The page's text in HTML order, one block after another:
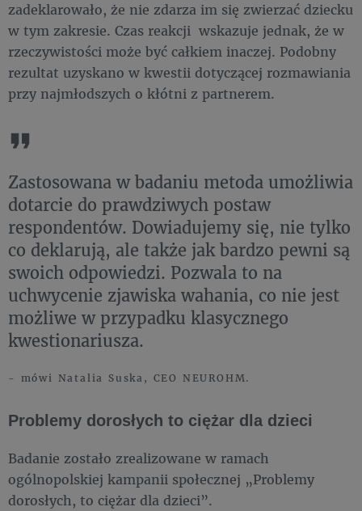
zadeklarowało, że nie zdarza im się zwierzać dziecku
w tym zakresie. Czas reakcji wskazuje jednak, że w
rzeczywistości może być całkiem inaczej. Podobny
rezultat uzyskano w kwestii dotyczącej rozmawiania
przy najmłodszych o kłótni z partnerem.
Zastosowana w badaniu metoda umożliwia
dotarcie do prawdziwych postaw
respondentów. Dowiadujemy się, nie tylko
co deklarują, ale także jak bardzo pewni są
swoich odpowiedzi. Pozwala to na
uchwycenie zjawiska wahania, co nie jest
możliwe w przypadku klasycznego
kwestionariusza.
- mówi Natalia Suska, CEO NEUROHM.
Problemy dorosłych to ciężar dla dzieci
Badanie zostało zrealizowane w ramach
ogólnopolskiej kampanii społecznej „Problemy
dorosłych, to ciężar dla dzieci”.